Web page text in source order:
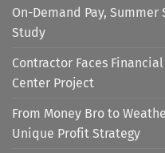
On-Demand Pay,
Study
Contractor Faces
Center Project
From Money Bro to
Unique Profit Strategy